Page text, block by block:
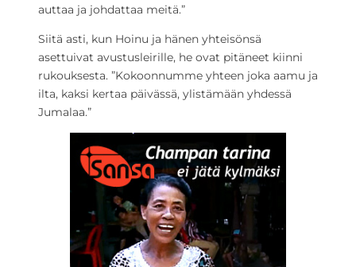
auttaa ja johdattaa meitä.”
Siitä asti, kun Hoinu ja hänen yhteisönsä
asettuivat avustusleirille, he ovat pitäneet kiinni
rukouksesta. ”Kokoonnumme yhteen joka aamu ja
ilta, kaksi kertaa päivässä, ylistämään yhdessä
Jumalaa.”